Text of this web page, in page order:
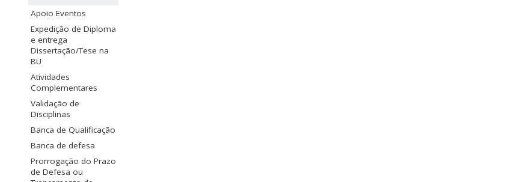
Apoio Eventos
Expedição de Diploma
e entrega
Dissertação/Tese na
BU
Atividades
Complementares
Validação de
Disciplinas
Banca de Qualificação
Banca de defesa
Prorrogação do Prazo
de Defesa ou